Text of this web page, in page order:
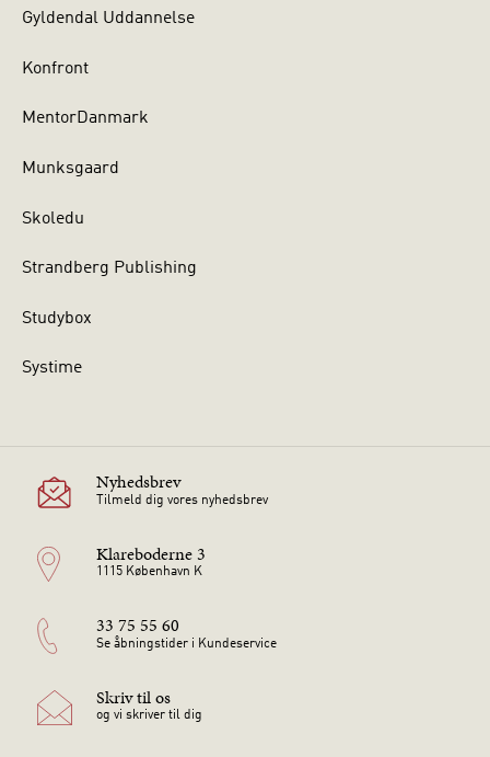
Gyldendal Uddannelse
Konfront
MentorDanmark
Munksgaard
Skoledu
Strandberg Publishing
Studybox
Systime
Nyhedsbrev
Tilmeld dig vores nyhedsbrev
Klareboderne 3
1115 København K
33 75 55 60
Se åbningstider i Kundeservice
Skriv til os
og vi skriver til dig